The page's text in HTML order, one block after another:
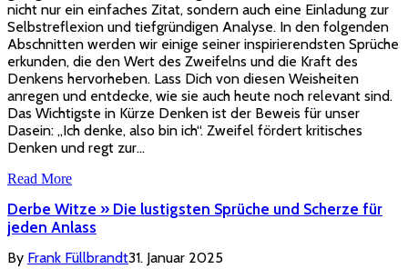
nicht nur ein einfaches Zitat, sondern auch eine Einladung zur
Selbstreflexion und tiefgründigen Analyse. In den folgenden
Abschnitten werden wir einige seiner inspirierendsten Sprüche
erkunden, die den Wert des Zweifelns und die Kraft des
Denkens hervorheben. Lass Dich von diesen Weisheiten
anregen und entdecke, wie sie auch heute noch relevant sind.
Das Wichtigste in Kürze Denken ist der Beweis für unser
Dasein: „Ich denke, also bin ich“. Zweifel fördert kritisches
Denken und regt zur…
Read More
Derbe Witze » Die lustigsten Sprüche und Scherze für
jeden Anlass
By Frank Füllbrandt31. Januar 2025